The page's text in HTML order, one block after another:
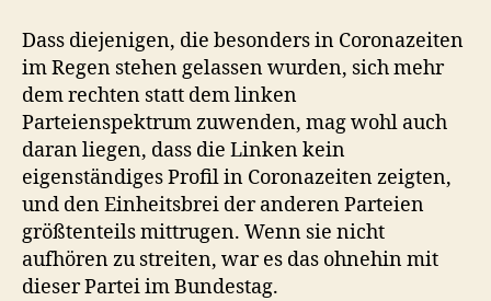
Dass diejenigen, die besonders in Coronazeiten
im Regen stehen gelassen wurden, sich mehr
dem rechten statt dem linken
Parteienspektrum zuwenden, mag wohl auch
daran liegen, dass die Linken kein
eigenständiges Profil in Coronazeiten zeigten,
und den Einheitsbrei der anderen Parteien
größtenteils mittrugen. Wenn sie nicht
aufhören zu streiten, war es das ohnehin mit
dieser Partei im Bundestag.